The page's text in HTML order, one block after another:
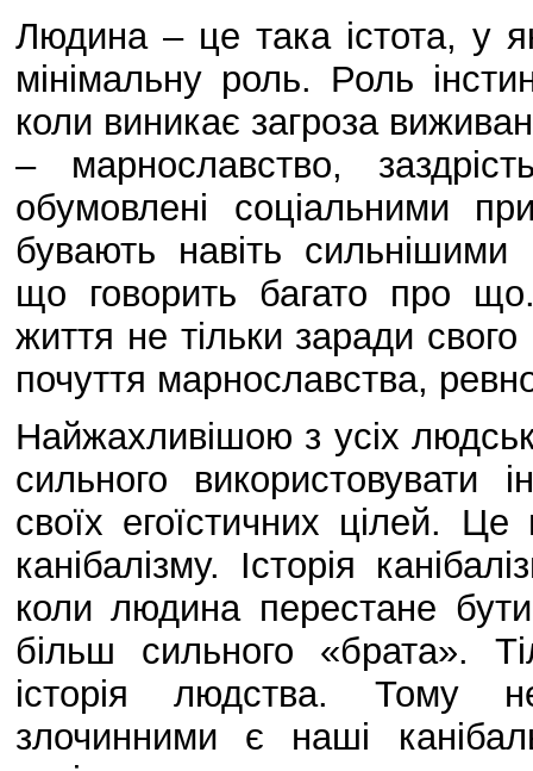
Людина – це така істота, у
мінімальну роль. Роль
коли виникає загроза
– марнославство,
обумовлені соціальними
бувають навіть сильнішими
що говорить багато про
життя не тільки заради
почуття марнославства,
Найжахливішою з усіх
сильного використовувати
своїх егоїстичних цілей.
канібалізму. Історія
коли людина перестане
більш сильного «брата».
історія людства. Тому
злочинними є наші